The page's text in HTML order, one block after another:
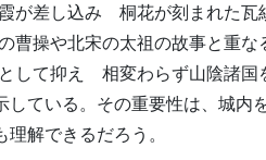
が差し込み 桐花が刻まれた瓦
曹操や北宋の太祖の故事と重
して抑え 相変わらず山陰諸国
ている。その重要性は、城内
解できるだろう。